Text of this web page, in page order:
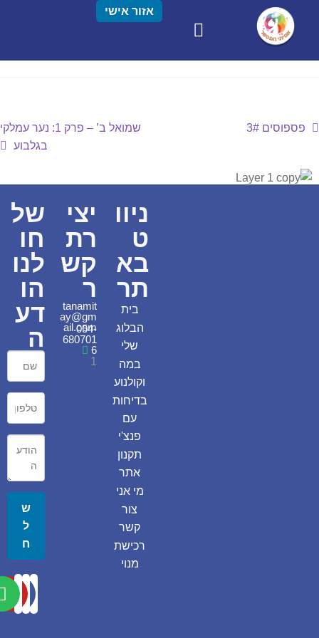
אזור אישי
פספוסים 3#
שמואל ב’ – פרק 1: נער עמלקי
בגלבוע
ניוו
ט
בא
תר
בית
הבלוג
שלי
במה
וקולנוע
בדיחות
עם
פנצ'י
תקנון
אתר
מי אני
צור
קשר
רכישת
מנוי
יצי
רת
קש
ר
tanamit
ay@gm
ail.com
054-
680701
6
1
של
חו
לנו
הו
דע
ה
ש
ל
ח